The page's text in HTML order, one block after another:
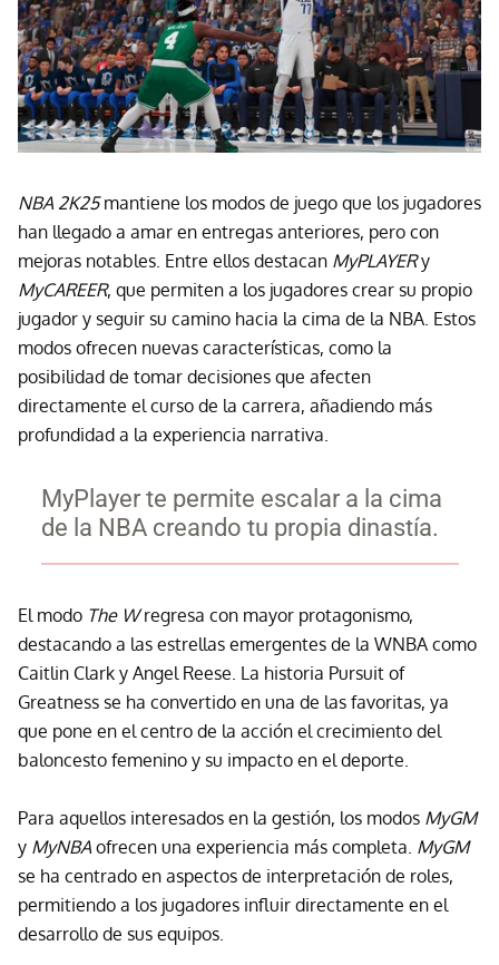
NBA 2K25mantiene los modos de juego que los jugadores
han llegado a amar en entregas anteriores, pero con
mejoras notables. Entre ellos destacan MyPLAYERy
MyCAREER, que permiten a los jugadores crear su propio
jugador y seguir su camino hacia la cima de la NBA. Estos
modos ofrecen nuevas características, como la
posibilidad de tomar decisiones que afecten
directamente el curso de la carrera, añadiendo más
profundidad a la experiencia narrativa.
MyPlayer te permite escalar a la cima
de la NBA creando tu propia dinastía.
El modo The Wregresa con mayor protagonismo,
destacando a las estrellas emergentes de la WNBA como
Caitlin Clark y Angel Reese. La historia Pursuit of
Greatness se ha convertido en una de las favoritas, ya
que pone en el centro de la acción el crecimiento del
baloncesto femenino y su impacto en el deporte.
Para aquellos interesados en la gestión, los modos MyGM
y MyNBA ofrecen una experiencia más completa. MyGM
se ha centrado en aspectos de interpretación de roles,
permitiendo a los jugadores influir directamente en el
desarrollo de sus equipos.